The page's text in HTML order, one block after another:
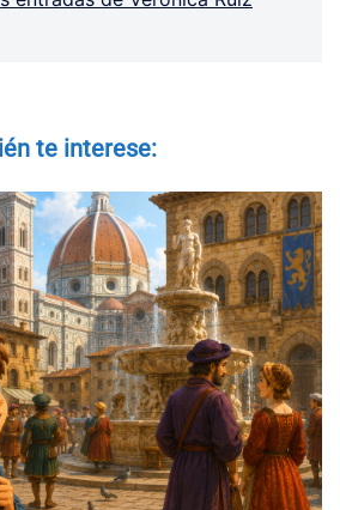
te interese: